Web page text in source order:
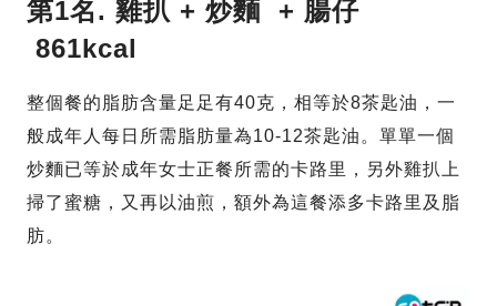
第1名. 雞扒 + 炒麵 + 腸仔
861kcal
整個餐的脂肪含量足足有40克，相等於8茶匙油，一
般成年人每日所需脂肪量為10-12茶匙油。單單一個
炒麵已等於成年女士正餐所需的卡路里，另外雞扒上
掃了蜜糖，又再以油煎，額外為這餐添多卡路里及脂
肪。